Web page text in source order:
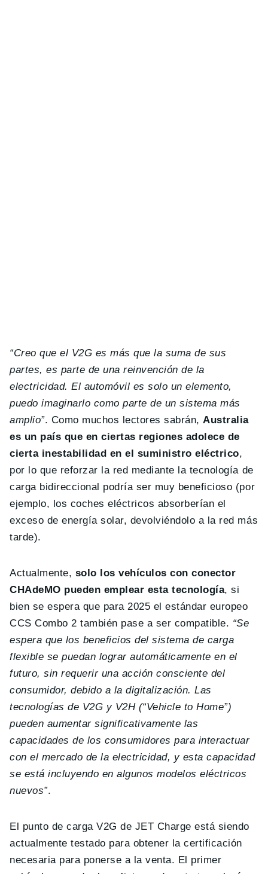
“Creo que el V2G es más que la suma de sus
partes, es parte de una reinvención de la
electricidad. El automóvil es solo un elemento,
puedo imaginarlo como parte de un sistema más
amplio”. Como muchos lectores sabrán,Australia
es un país que en ciertas regiones adolece de
cierta inestabilidad en el suministro eléctrico,
por lo que reforzar la red mediante la tecnología de
carga bidireccional podría ser muy beneficioso (por
ejemplo, los coches eléctricos absorberían el
exceso de energía solar, devolviéndolo a la red más
tarde).
Actualmente, solo los vehículos con conector
CHAdeMO pueden emplear esta tecnología, si
bien se espera que para 2025 el estándar europeo
CCS Combo 2 también pase a ser compatible. “Se
espera que los beneficios del sistema de carga
flexible se puedan lograr automáticamente en el
futuro, sin requerir una acción consciente del
consumidor, debido a la digitalización. Las
tecnologías de V2G y V2H (“Vehicle to Home”)
pueden aumentar significativamente las
capacidades de los consumidores para interactuar
con el mercado de la electricidad, y esta capacidad
se está incluyendo en algunos modelos eléctricos
nuevos”.
El punto de carga V2G de JET Charge está siendo
actualmente testado para obtener la certificación
necesaria para ponerse a la venta. El primer